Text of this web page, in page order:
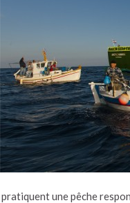
une pêche